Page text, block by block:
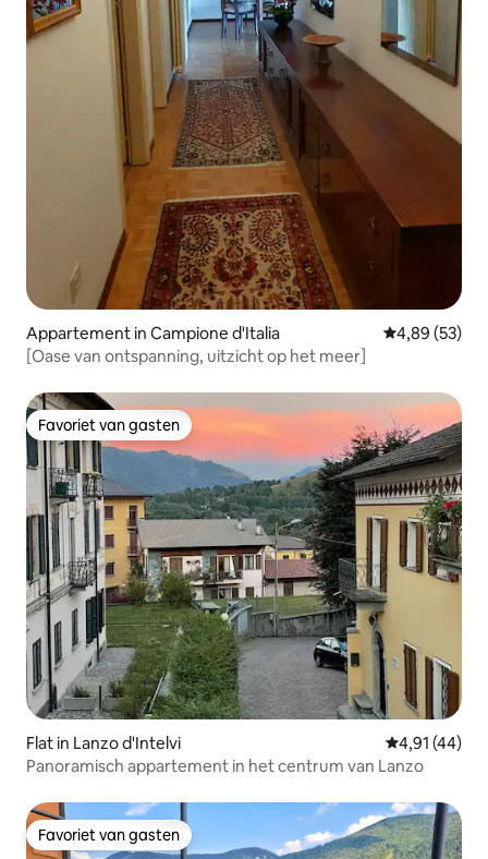
Appartement in Campione d'Italia Gemiddelde
4,89 (53)
[Oase van ontspanning, uitzicht op het meer]
Favoriet van gasten
Favoriet van gasten
Flat in Lanzo d'Intelvi Gemiddelde
4,91 (44)
Panoramisch appartement in het centrum van Lanzo
Favoriet van gasten
Favoriet van gasten